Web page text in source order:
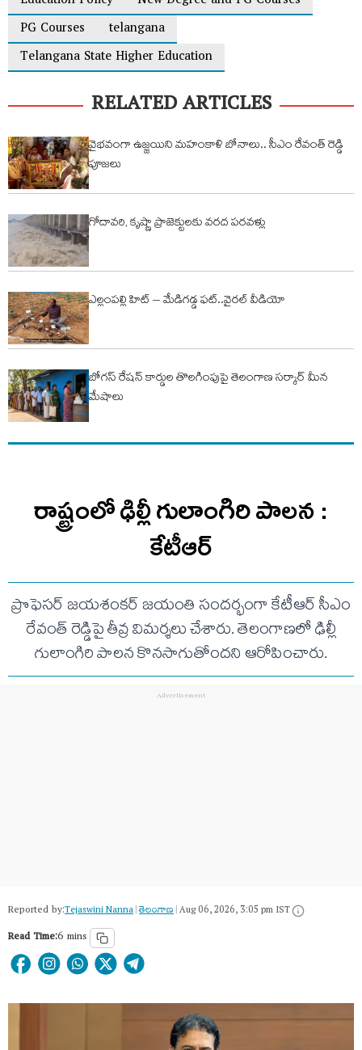
PG Courses
telangana
Telangana State Higher Education
RELATED ARTICLES
వైభవంగా ఉజ్జయిని మహంకాళి బోనాలు.. సీఎం రేవంత్ రెడ్డి
పూజలు
గోదావరి, కృష్ణా ప్రాజెక్టులకు వరద పరవళ్లు
ఎల్లంపల్లి హిట్ – మేడిగడ్డ ఫట్..వైరల్ వీడియో
బోగస్ రేషన్ కార్డుల తొలగింపుపై తెలంగాణ సర్కార్ మీన
మేషాలు
రాష్ట్రంలో ఢిల్లీ గులాంగిరి పాలన :
కేటీఆర్
ప్రొఫెసర్ జయశంకర్ జయంతి సందర్భంగా కేటీఆర్ సీఎం
రేవంత్ రెడ్డిపై తీవ్ర విమర్శలు చేశారు. తెలంగాణలో ఢిల్లీ
గులాంగిరి పాలన కొనసాగుతోందని ఆరోపించారు.
Reported by:Tejaswini Nanna|తెలంగాణ‌|Aug 06, 2026, 3:05 pm IST
Read Time:6 mins